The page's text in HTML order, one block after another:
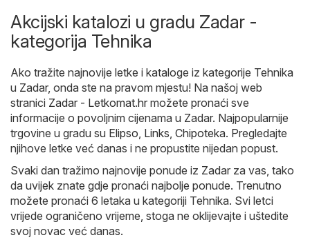
Akcijski katalozi u gradu Zadar -
kategorija Tehnika
Ako tražite najnovije letke i kataloge iz kategorije Tehnika
u Zadar, onda ste na pravom mjestu! Na našoj web
stranici Zadar - Letkomat.hr možete pronaći sve
informacije o povoljnim cijenama u Zadar. Najpopularnije
trgovine u gradu su Elipso Links Chipoteka. Pregledajte
njihove letke već danas i ne propustite nijedan popust.
Svaki dan tražimo najnovije ponude iz Zadar za vas, tako
da uvijek znate gdje pronaći najbolje ponude. Trenutno
možete pronaći 6 letaka u kategoriji Tehnika. Svi letci
vrijede ograničeno vrijeme, stoga ne oklijevajte i uštedite
svoj novac već danas.